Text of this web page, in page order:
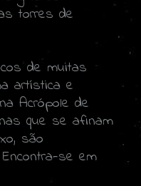
torres de
de muitas
artística e
Acrópole de
que se afinam
são
se em